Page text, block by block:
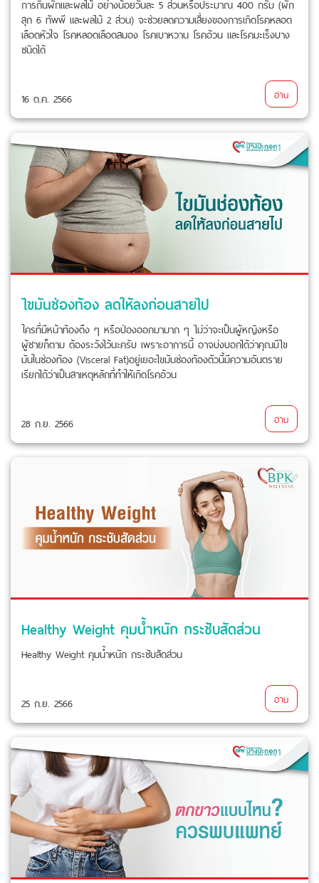
สุก 6 ทัพพี และผลไม้ 2 ส่วน) จะช่วยลดความเสี่ยงของการเกิดโรคหลอด
เลือดหัวใจ โรคหลอดเลือดสมอง โรคเบาหวาน โรคอ้วน และโรคมะเร็งบาง
ชนิดได้
16 ต.ค. 2566 อ่าน
ไขมันช่องท้อง ลดให้ลงก่อนสายไป
ใครที่มีหน้าท้องตึง ๆ หรือป่องออกมามาก ๆ ไม่ว่าจะเป็นผู้หญิงหรือ
ผู้ชายก็ตาม ต้องระวังไว้นะครับ เพราะอาการนี้ อาจบ่งบอกได้ว่าคุณมีไข
มันในช่องท้อง (Visceral Fat)อยู่เยอะไขมันช่องท้องตัวนี้มีความอันตราย
เรียกได้ว่าเป็นสาเหตุหลักที่ทำให้เกิดโรคอ้วน
28 ก.ย. 2566 อ่าน
Healthy Weight คุมน้ำหนัก กระชับสัดส่วน
Healthy Weight คุมน้ำหนัก กระชับสัดส่วน
25 ก.ย. 2566 อ่าน